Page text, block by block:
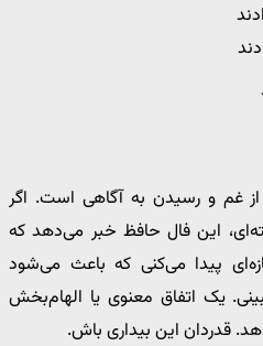
غم و رسیدن به آگاهی است. اگر
این فال حافظ خبر می‌دهد که
پیدا می‌کنی که باعث می‌شود
یک اتفاق معنوی یا الهام‌بخش
قدردان این بیداری باش.